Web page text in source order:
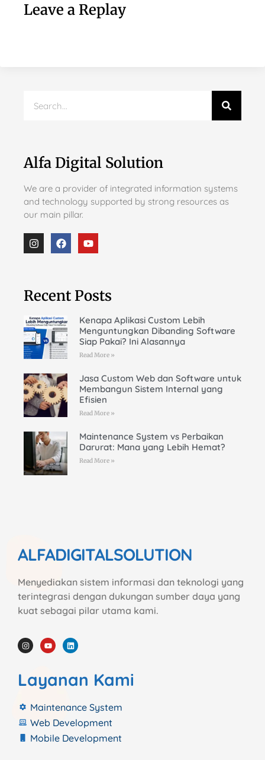
Leave a Replay
Alfa Digital Solution
We are a provider of integrated information systems
and technology supported by strong resources as
our main pillar.
Recent Posts
Kenapa Aplikasi Custom Lebih
Menguntungkan Dibanding Software
Siap Pakai? Ini Alasannya
Read More »
Jasa Custom Web dan Software untuk
Membangun Sistem Internal yang
Efisien
Read More »
Maintenance System vs Perbaikan
Darurat: Mana yang Lebih Hemat?
Read More »
ALFADIGITALSOLUTION
Menyediakan sistem informasi dan teknologi yang
terintegrasi dengan dukungan sumber daya yang
kuat sebagai pilar utama kami.
Layanan Kami
Maintenance System
Web Development
Mobile Development